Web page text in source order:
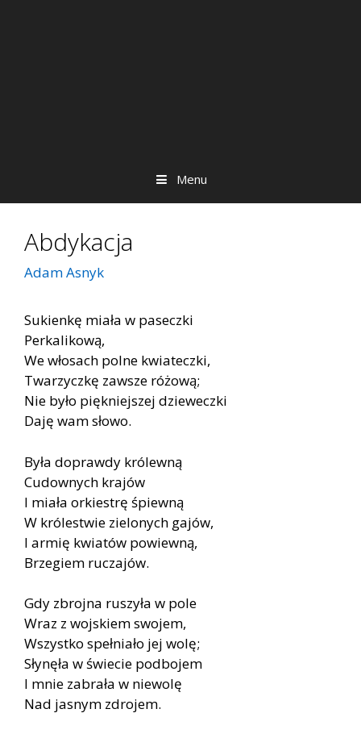
Menu
Abdykacja
Adam Asnyk
Sukienkę miała w paseczki
Perkalikową,
We włosach polne kwiateczki,
Twarzyczkę zawsze różową;
Nie było piękniejszej dzieweczki
Daję wam słowo.
Była doprawdy królewną
Cudownych krajów
I miała orkiestrę śpiewną
W królestwie zielonych gajów,
I armię kwiatów powiewną,
Brzegiem ruczajów.
Gdy zbrojna ruszyła w pole
Wraz z wojskiem swojem,
Wszystko spełniało jej wolę;
Słynęła w świecie podbojem
I mnie zabrała w niewolę
Nad jasnym zdrojem.